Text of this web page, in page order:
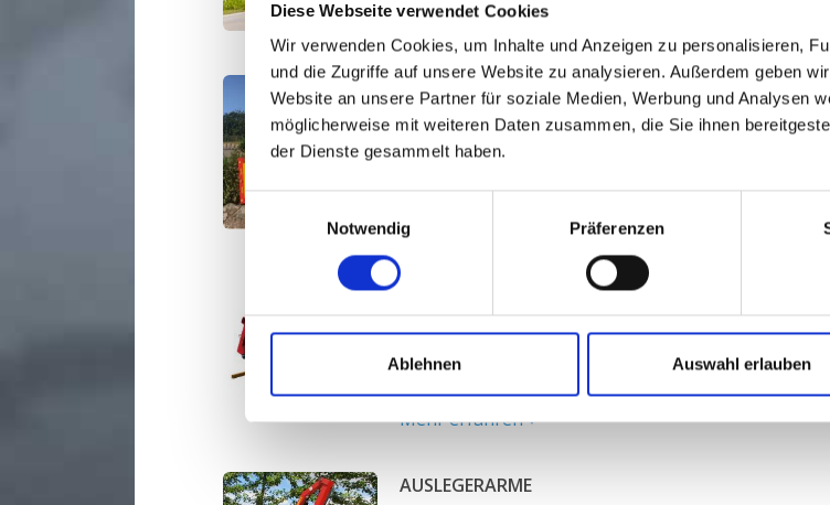
Diese Webseite verwendet Cookies
Wir verwenden Cookies, um Inhalte und Anzeigen zu personalisieren,
und die Zugriffe auf unsere Website zu analysieren. Außerdem geben
Website an unsere Partner für soziale Medien, Werbung und Analysen
möglicherweise mit weiteren Daten zusammen, die Sie ihnen
der Dienste gesammelt haben.
Einwilligungsauswahl
Notwendig
Präferenzen
Ablehnen Auswahl erlauben
Mehr erfahren
MULTITRIMMER
Multitrimmer erledigen die gesamte Pflegearbiet in
Arbeitsgang. Arbeitsbreite von 130 cm und
Mehr erfahren
LADERRAHMEN
Kräftige Laderrahmen für den Anbau der
Astsägen oder Multitrimmer an Hoflader, Schlepper,
Mehr erfahren
AUSLEGERARME